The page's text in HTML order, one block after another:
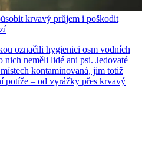
krvavý průjem i poškodit
označili hygienici osm vodních
neměli lidé ani psi. Jedovaté
kontaminovaná, jim totiž
potíže – od vyrážky přes krvavý